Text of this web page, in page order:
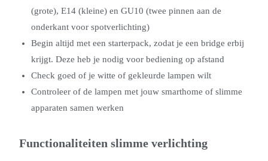
(grote), E14 (kleine) en GU10 (twee pinnen aan de
onderkant voor spotverlichting)
Begin altijd met een starterpack, zodat je een bridge erbij
krijgt. Deze heb je nodig voor bediening op afstand
Check goed of je witte of gekleurde lampen wilt
Controleer of de lampen met jouw smarthome of slimme
apparaten samen werken
Functionaliteiten slimme verlichting